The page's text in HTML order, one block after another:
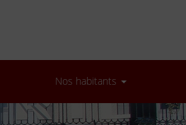
Nos habitants